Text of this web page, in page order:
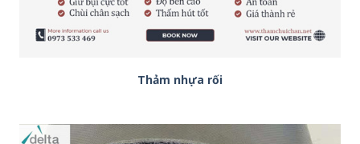
Thảm nhựa rối